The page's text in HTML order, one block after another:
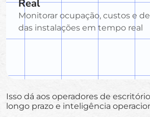
Real
Monitorar ocupação, custos e
das instalações em tempo real
Isso dá aos operadores de
longo prazo e inteligência